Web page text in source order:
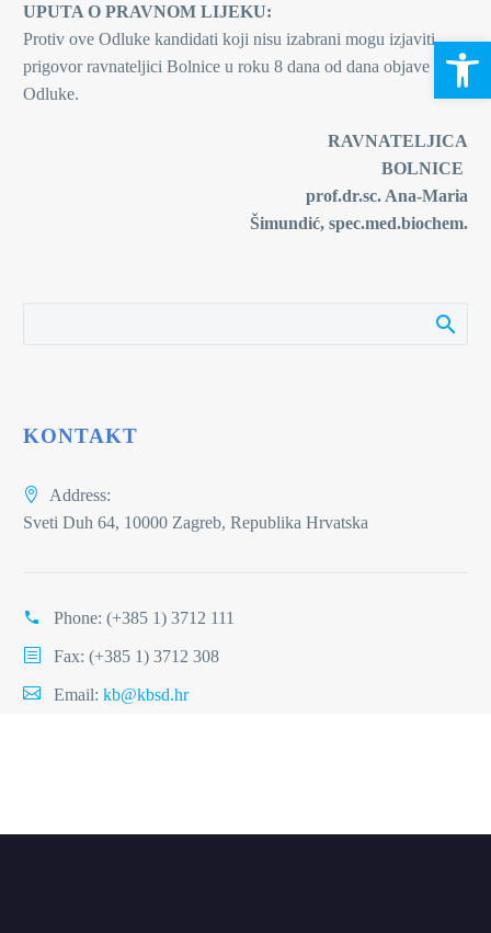
UPUTA O PRAVNOM LIJEKU:
Protiv ove Odluke kandidati koji nisu izabrani mogu izjaviti
prigovor ravnateljici Bolnice u roku 8 dana od dana objave ove
Odluke.
RAVNATELJICA
BOLNICE
prof.dr.sc. Ana-Maria
Šimundić, spec.med.biochem.
KONTAKT
Address:
Sveti Duh 64, 10000 Zagreb, Republika Hrvatska
Phone: (+385 1) 3712 111
Fax: (+385 1) 3712 308
Email: kb@kbsd.hr